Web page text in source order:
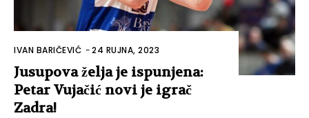
IVAN BARIČEVIĆ -24 RUJNA, 2023
Jusupova želja je ispunjena:
Petar Vujačić novi je igrač
Zadra!